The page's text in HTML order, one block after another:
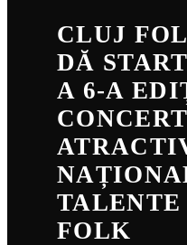
CLUJ
DĂ
A 6-A
FOLK